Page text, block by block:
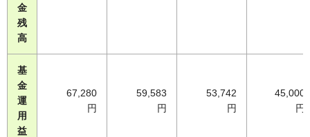
金
残
高
基
金
運
用
益
67,280
円
59,583
円
53,742
円
45,000
円